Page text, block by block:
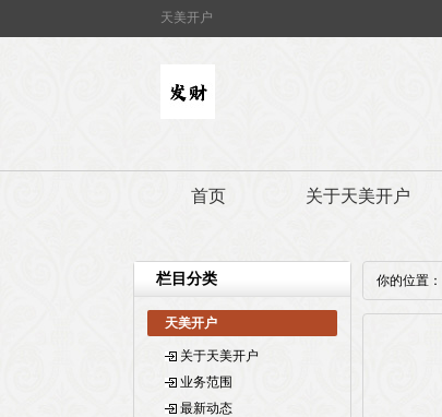
天美开户
首页 关于天美开户
栏目分类
天美开户
关于天美开户
业务范围
最新动态
你的位置：